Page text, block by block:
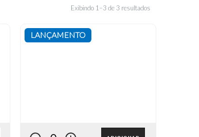
Exibindo 1–3 de 3 resultados
LANÇAMENTO